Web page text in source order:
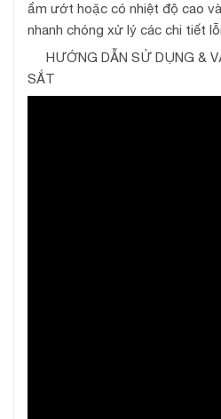
ẩm ướt hoặc có nhiệt độ cao
nhanh chóng xử lý các chi tiết
HƯỚNG DẪN SỬ DỤNG &
SẮT